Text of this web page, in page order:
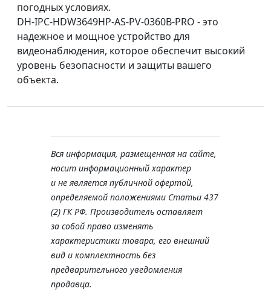
погодных условиях.
DH-IPC-HDW3649HP-AS-PV-0360B-PRO - это
надежное и мощное устройство для
видеонаблюдения, которое обеспечит высокий
уровень безопасности и защиты вашего
объекта.
Вся информация, размещенная на сайте,
носит информационный характер
и не является публичной офертой,
определяемой положениями Статьи 437
(2) ГК РФ. Производитель оставляет
за собой право изменять
характеристики товара, его внешний
вид и комплектность без
предварительного уведомления
продавца.